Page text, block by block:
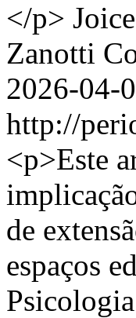
</p>
Zanotti
2026-04-
http://
<p>Este
de
espaços